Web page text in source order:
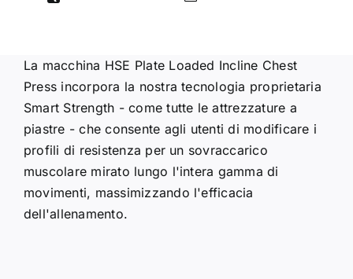
La macchina HSE Plate Loaded Incline Chest
Press incorpora la nostra tecnologia proprietaria
Smart Strength - come tutte le attrezzature a
piastre - che consente agli utenti di modificare i
profili di resistenza per un sovraccarico
muscolare mirato lungo l'intera gamma di
movimenti, massimizzando l'efficacia
dell'allenamento.